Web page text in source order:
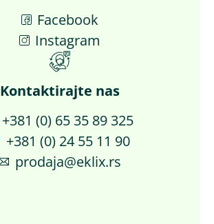
Facebook
Instagram
Kontaktirajte nas​
+381 (0) 65 35 89 325
+381 (0) 24 55 11 90
prodaja@eklix.rs